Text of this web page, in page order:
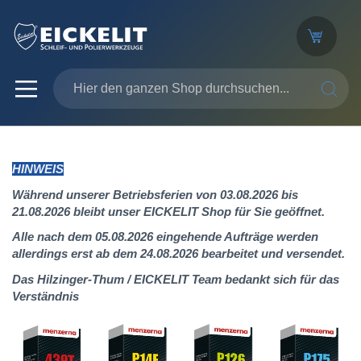
SUCHE
HINWEIS
Während unserer Betriebsferien von 03.08.2026 bis
21.08.2026 bleibt unser EICKELIT Shop für Sie geöffnet.
Alle nach dem 05.08.2026 eingehende Aufträge werden
allerdings erst ab dem 24.08.2026 bearbeitet und versendet.
Das Hilzinger-Thum / EICKELIT Team bedankt sich für das
Verständnis
Zum
Ende